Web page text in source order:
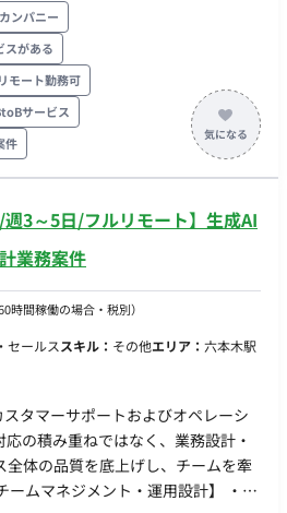
： 「かっ
結果や数値指標に基づいた「コン
ン」を追求し、スピードと品質を
ロースに貢献していただきます。
設計・実装】 ・LPのデザイン制作、
ジョン率最適化） ・Meta、
リエイティブの企画およびデザイ
ケティングチームと連携し、配信結
を活用したデザイン制作、素材生
Illustrator, ChatGPT, Claude,
(※コーディングが発生する場合は
量：週３～４日（月80h〜120h程度想定）
ンパニー
スがある
モート勤務可
サービス
件
週3～5日/フルリモート】生成AI
業務案件
時間稼働の場合・税別）
セールススキル： その他エリア： 六本木駅
タマーサポートおよびオペレーシ
の積み重ねではなく、業務設計・
体の品質を底上げし、チームを牽